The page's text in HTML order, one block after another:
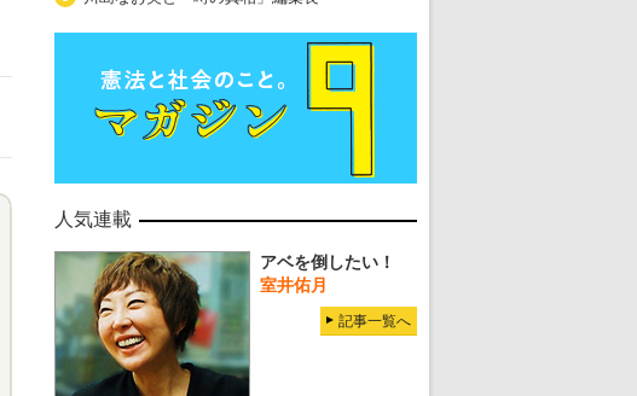
特集2 東京五輪強行開催特別企画 大ウソだら
・ 五輪入場行進にすぎやまこういちの曲、杉田水脈の
大ウソだらけの東京五輪！ 安倍・菅・森はどんな嘘
五輪サッカー・久保建英が南アの陽性者に「僕らに損ではない
人気連載
アベを倒したい！
室井佑月
記事一覧へ